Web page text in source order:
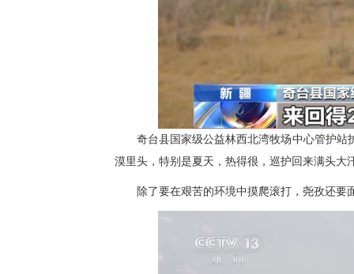
奇台县国家级公益林西北湾牧场中心管护站
漠里头，特别是夏天，热得很，巡护回来满头大
除了要在艰苦的环境中摸爬滚打，尧孜还